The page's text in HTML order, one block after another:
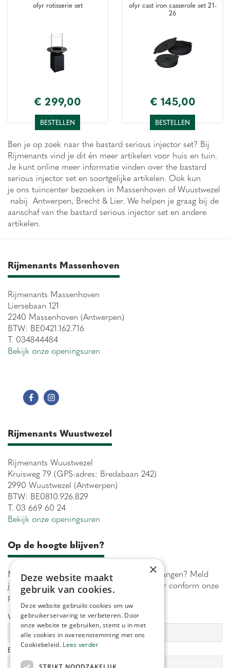
ofyr rotisserie set
€ 299,00
BESTELLEN
ofyr cast iron casserole set 21-
26
€ 145,00
BESTELLEN
Ben je op zoek naar the bastard serious injector set? Bij
Rijmenants vind je dit én meer artikelen voor huis en tuin.
Je kunt online meer informatie vinden over the bastard
serious injector set en soortgelijke artikelen. Ook kun
je ons tuincenter bezoeken in Massenhoven of Wuustwezel
nabij Antwerpen, Brecht & Lier. We helpen je graag bij de
aanschaf van the bastard serious injector set en andere
artikelen.
Rijmenants Massenhoven
Rijmenants Massenhoven
Liersebaan 121
2240 Massenhoven (Antwerpen)
BTW: BE0421.162.716
T. 034844484
Bekijk onze openingsuren
Rijmenants Wuustwezel
Rijmenants Wuustwezel
Kruisweg 79 (GPS-adres: Bredabaan 242)
2990 Wuustwezel (Antwerpen)
BTW: BE0810.926.829
T. 03 669 60 24
Bekijk onze openingsuren
Op de hoogte blijven?
Maximaal 1 keer per week onze acties ontvangen? Meld
je aan! Wij verwerken jouw gegevens secuur conform onze
privacy policy.
Voornaam: Achternaam:
E-mailadres:
×
Deze website maakt
gebruik van cookies.
Deze website gebruikt cookies om uw
gebruikerservaring te verbeteren. Door
onze website te gebruiken, stemt u in met
alle cookies in overeenstemming met ons
Cookiebeleid. Lees verder